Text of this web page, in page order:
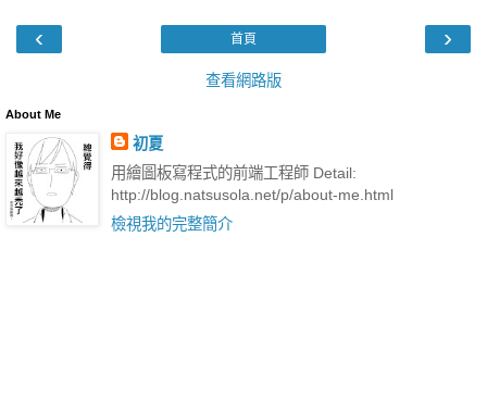
‹ ›
首頁
查看網路版
About Me
初夏
用繪圖板寫程式的前端工程師 Detail:
http://blog.natsusola.net/p/about-me.html
檢視我的完整簡介